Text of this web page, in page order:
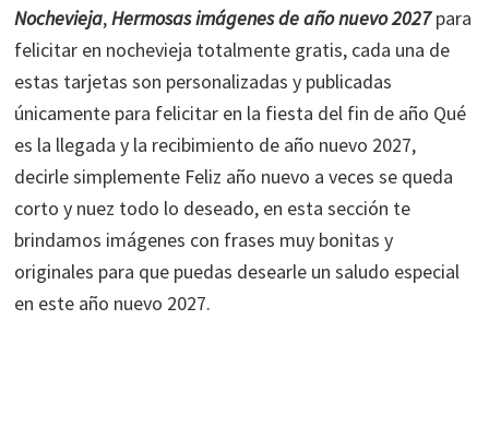
Nochevieja,Hermosas imágenes de año nuevo 2027para
felicitar en nochevieja totalmente gratis, cada una de
estas tarjetas son personalizadas y publicadas
únicamente para felicitar en la fiesta del fin de año Qué
es la llegada y la recibimiento de año nuevo 2027,
decirle simplemente Feliz año nuevo a veces se queda
corto y nuez todo lo deseado, en esta sección te
brindamos imágenes con frases muy bonitas y
originales para que puedas desearle un saludo especial
en este año nuevo 2027.